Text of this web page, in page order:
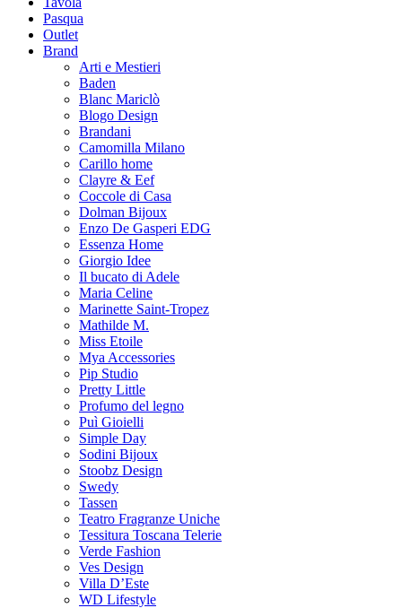
Pasqua
Outlet
Brand
Arti e Mestieri
Baden
Blanc Mariclò
Blogo Design
Brandani
Camomilla Milano
Carillo home
Clayre & Eef
Coccole di Casa
Dolman Bijoux
Enzo De Gasperi EDG
Essenza Home
Giorgio Idee
Il bucato di Adele
Maria Celine
Marinette Saint-Tropez
Mathilde M.
Miss Etoile
Mya Accessories
Pip Studio
Pretty Little
Profumo del legno
Puì Gioielli
Simple Day
Sodini Bijoux
Stoobz Design
Swedy
Tassen
Teatro Fragranze Uniche
Tessitura Toscana Telerie
Verde Fashion
Ves Design
Villa D’Este
WD Lifestyle